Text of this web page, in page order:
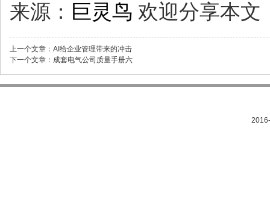
来源： 巨灵鸟 欢迎分享本文
上一个文章： AI给企业管理带来的冲击
下一个文章： 成套电气公司质量手册六